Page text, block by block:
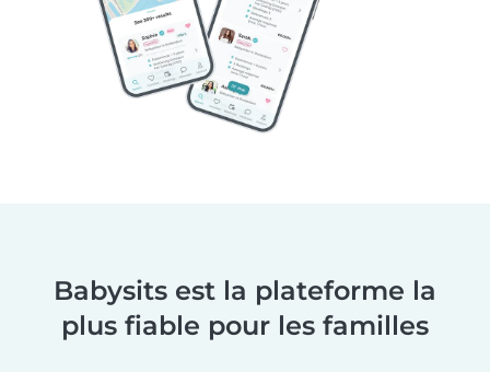
Babysits est la plateforme la
plus fiable pour les familles